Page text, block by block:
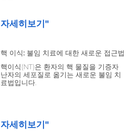
자세히보기"
핵 이식: 불임 치료에 대한 새로운 접근법
핵이식(NT)은 환자의 핵 물질을 기증자
난자의 세포질로 옮기는 새로운 불임 치
료법입니다.
자세히보기"